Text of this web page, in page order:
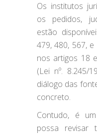
Os institutos
os pedidos,
estão
479, 480, 567,
nos artigos 18
(Lei nº. 8.245/
diálogo das
concreto.
Contudo, é
possa revisar